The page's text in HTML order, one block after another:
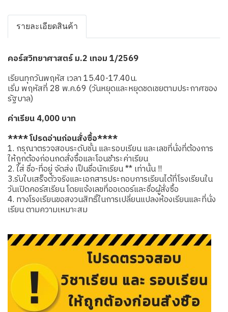
รายละเอียดสินค้า
คอร์สวิทยาศาสตร์ ม.2 เทอม 1/2569
เรียนทุกวันพฤหัส เวลา 15.40-17.40น.
เริ่ม พฤหัสที่ 28 พ.ค.69 (วันหยุดและหยุดชดเชยตามประกาศของ
รัฐบาล)
ค่าเรียน 4,000 บาท
**** โปรดอ่านก่อนสั่งซื้อ****
1. กรุณาตรวจสอบระดับชั้น และรอบเรียน และเลขที่นั่งที่ต้องการ
ให้ถูกต้องก่อนกดสั่งซื้อและโอนชำระค่าเรียน
2. ใส่ ชื่อ-ที่อยู่ จัดส่ง เป็นชื่อนักเรียน ** เท่านั้น !!
3.รับใบเสร็จตัวจริงและเอกสารประกอบการเรียนได้ที่โรงเรียนใน
วันเปิดคอร์สเรียน โดยแจ้งเลขที่ออเดอร์และชื่อผู้สั่งซื้อ
4. ทางโรงเรียนขอสงวนสิทธิ์ในการเปลี่ยนแปลงห้องเรียนและที่นั่ง
เรียน ตามความเหมาะสม